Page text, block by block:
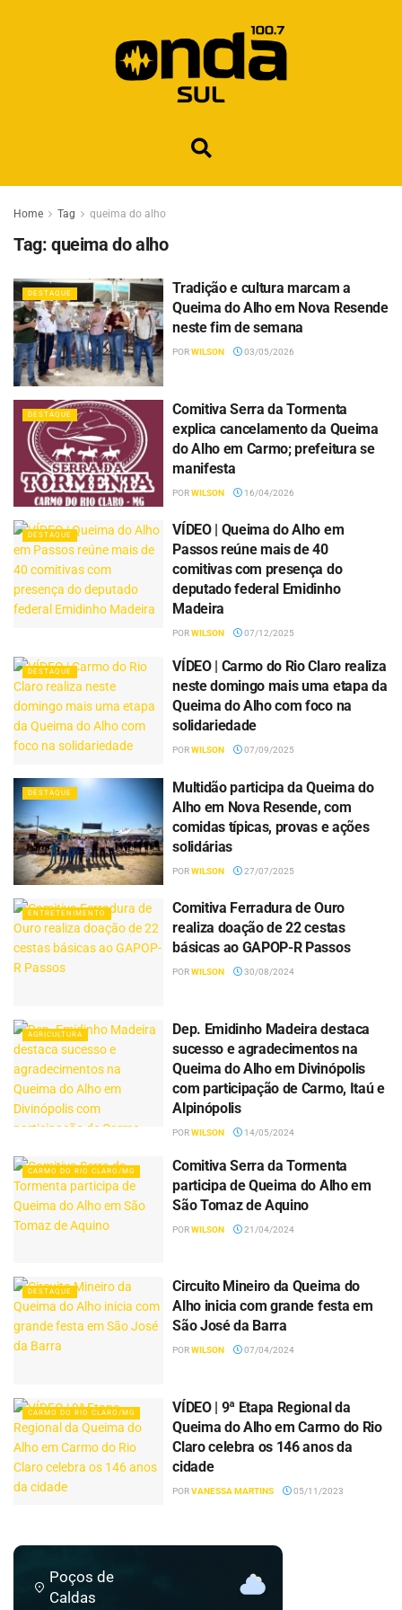
Home Tag queima do alho
Tag: queima do alho
DESTAQUE
Tradição e cultura marcam a
Queima do Alho em Nova Resende
neste fim de semana
PORWILSON 03/05/2026
DESTAQUE
Comitiva Serra da Tormenta
explica cancelamento da Queima
do Alho em Carmo; prefeitura se
manifesta
PORWILSON 16/04/2026
DESTAQUE
VÍDEO | Queima do Alho em
Passos reúne mais de 40
comitivas com presença do
deputado federal Emidinho
Madeira
PORWILSON 07/12/2025
DESTAQUE
VÍDEO | Carmo do Rio Claro realiza
neste domingo mais uma etapa da
Queima do Alho com foco na
solidariedade
PORWILSON 07/09/2025
DESTAQUE
Multidão participa da Queima do
Alho em Nova Resende, com
comidas típicas, provas e ações
solidárias
PORWILSON 27/07/2025
ENTRETENIMENTO
Comitiva Ferradura de Ouro
realiza doação de 22 cestas
básicas ao GAPOP-R Passos
PORWILSON 30/08/2024
AGRICULTURA
Dep. Emidinho Madeira destaca
sucesso e agradecimentos na
Queima do Alho em Divinópolis
com participação de Carmo, Itaú e
Alpinópolis
PORWILSON 14/05/2024
CARMO DO RIO CLARO/MG
Comitiva Serra da Tormenta
participa de Queima do Alho em
São Tomaz de Aquino
PORWILSON 21/04/2024
DESTAQUE
Circuito Mineiro da Queima do
Alho inicia com grande festa em
São José da Barra
PORWILSON 07/04/2024
CARMO DO RIO CLARO/MG
VÍDEO | 9ª Etapa Regional da
Queima do Alho em Carmo do Rio
Claro celebra os 146 anos da
cidade
PORVANESSA MARTINS 05/11/2023
Poços de
Caldas